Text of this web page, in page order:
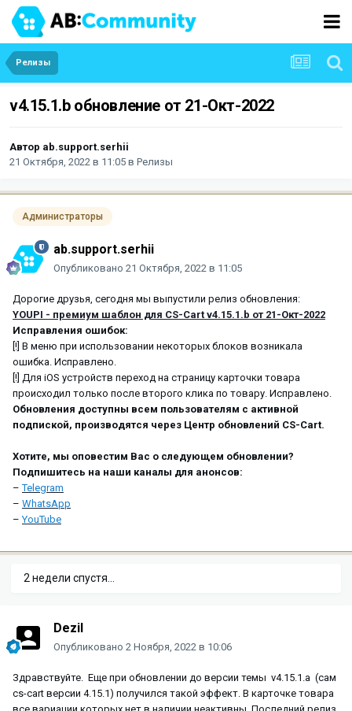
Релизы
v4.15.1.b обновление от 21-Окт-2022
Автор ab.support.serhii
21 Октября, 2022 в 11:05 в Релизы
Администраторы
ab.support.serhii
Опубликовано 21 Октября, 2022 в 11:05
Дорогие друзья, сегодня мы выпустили релиз обновления:
YOUPI - премиум шаблон для CS-Cart v4.15.1.b от 21-Окт-2022
Исправления ошибок:
[!] В меню при использовании некоторых блоков возникала
ошибка. Исправлено.
[!] Для iOS устройств переход на страницу карточки товара
происходил только после второго клика по товару. Исправлено.
Обновления доступны всем пользователям с активной
подпиской, производятся через Центр обновлений CS-Cart.
Хотите, мы оповестим Вас о следующем обновлении?
Подпишитесь на наши каналы для анонсов:
–Telegram
– WhatsApp
–YouTube
2 недели спустя...
Dezil
Опубликовано 2 Ноября, 2022 в 10:06
Здравствуйте. Еще при обновлении до версии темы v4.15.1.a (сам
cs-cart версии 4.15.1) получился такой эффект. В карточке товара